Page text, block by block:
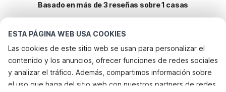
ESTA PÁGINA WEB USA COOKIES
Las cookies de este sitio web se usan para personalizar el
contenido y los anuncios, ofrecer funciones de redes sociales
y analizar el tráfico. Además, compartimos información sobre
el uso que haga del sitio web con nuestros partners de redes
Basado en más de 3 reseñas sobre 1 casas
Destinos más populares para vacaciones
Ciudades con los mejores servicios para vacaciones
Alquileres vacacionales para familias con niños assignan
Servicios populares para vacaciones en Saint-macoux